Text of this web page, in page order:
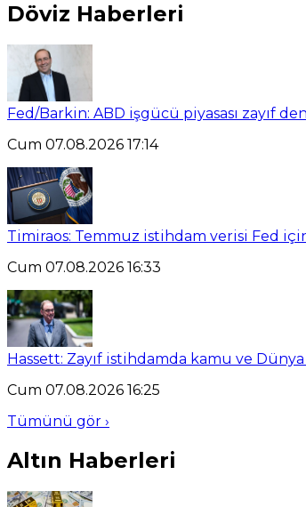
Döviz Haberleri
Fed/Barkin: ABD işgücü piyasası zayıf
Cum 07.08.2026 17:14
Timiraos: Temmuz istihdam verisi Fed
Cum 07.08.2026 16:33
Hassett: Zayıf istihdamda kamu ve
Cum 07.08.2026 16:25
Tümünü gör ›
Altın Haberleri